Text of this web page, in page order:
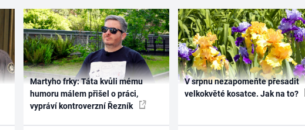
Martyho frky: Táta kvůli mému
humoru málem přišel o práci,
vypráví kontroverzní Řezník
V srpnu nezapomeňte přesadit
velkokvěté kosatce. Jak na to?